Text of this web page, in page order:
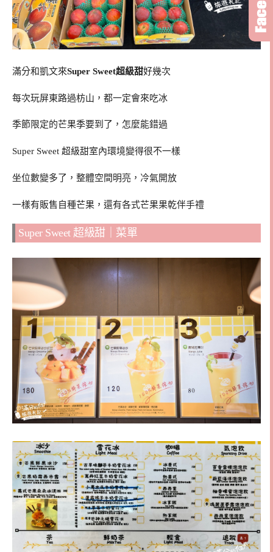
滿分和凱文來Super Sweet超級甜好幾次
每次玩屏東路過枋山，都一定會來吃冰
季節限定的芒果季要到了，怎麼能錯過
Super Sweet 超級甜室內環境變得很不一樣
坐位數變多了，整體空間明亮，冷氣開放
一樣有販售自種芒果，還有各式芒果果乾伴手禮
Super Sweet 超級甜｜菜單